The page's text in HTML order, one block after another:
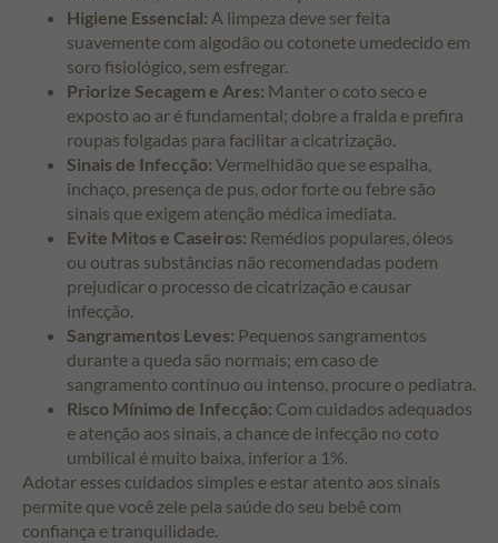
Higiene Essencial: A limpeza deve ser feita
suavemente com algodão ou cotonete umedecido em
soro fisiológico, sem esfregar.
Priorize Secagem e Ares: Manter o coto seco e
exposto ao ar é fundamental; dobre a fralda e prefira
roupas folgadas para facilitar a cicatrização.
Sinais de Infecção: Vermelhidão que se espalha,
inchaço, presença de pus, odor forte ou febre são
sinais que exigem atenção médica imediata.
Evite Mitos e Caseiros: Remédios populares, óleos
ou outras substâncias não recomendadas podem
prejudicar o processo de cicatrização e causar
infecção.
Sangramentos Leves: Pequenos sangramentos
durante a queda são normais; em caso de
sangramento contínuo ou intenso, procure o pediatra.
Risco Mínimo de Infecção: Com cuidados adequados
e atenção aos sinais, a chance de infecção no coto
umbilical é muito baixa, inferior a 1%.
Adotar esses cuidados simples e estar atento aos sinais
permite que você zele pela saúde do seu bebê com
confiança e tranquilidade.